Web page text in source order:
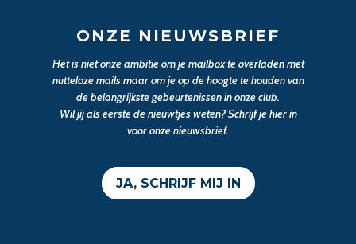
ONZE NIEUWSBRIEF
Het is niet onze ambitie om je mailbox te overladen met
nutteloze mails maar om je op de hoogte te houden van
de belangrijkste gebeurtenissen in onze club.
Wil jij als eerste de nieuwtjes weten? Schrijf je hier in
voor onze nieuwsbrief.
JA, SCHRIJF MIJ IN